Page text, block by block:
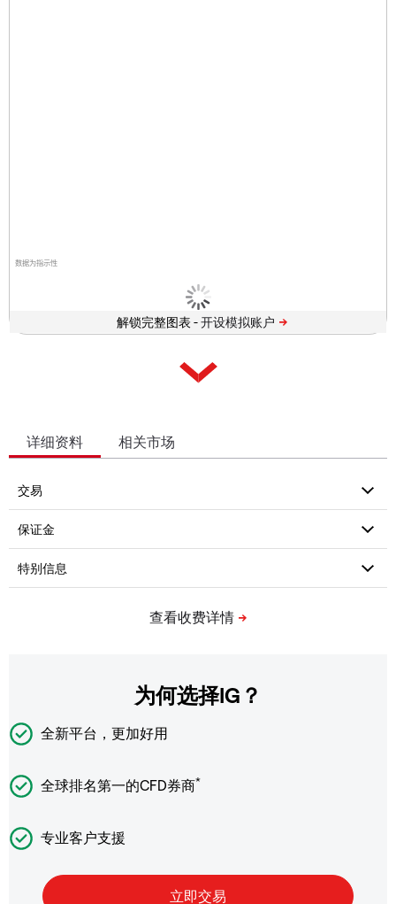
数据为指示性
解锁完整图表 -
详细资料 相关市场
为何选择IG？
全新平台，更加好用
全球排名第一的CFD券商*
专业客户支援